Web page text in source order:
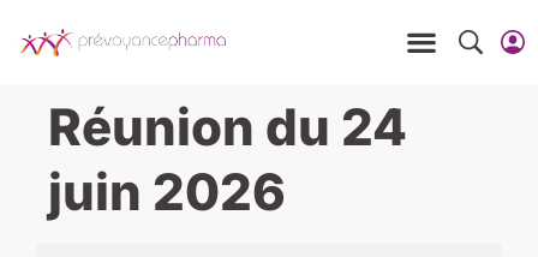
Réunion du 24
juin 2026